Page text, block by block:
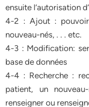
ensuite l’autorisation
4-2 : Ajout : pouvoir
nouveau-nés, . . . etc.
4-3 : Modification:
base de données
4-4 : Recherche :
patient, un
renseigner ou